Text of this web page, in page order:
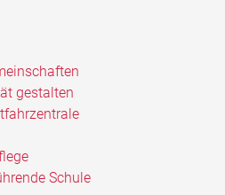
gestalten
Schule